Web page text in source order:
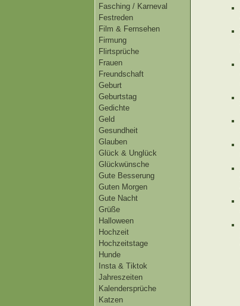
Fasching / Karneval
Festreden
Film & Fernsehen
Firmung
Flirtsprüche
Frauen
Freundschaft
Geburt
Geburtstag
Gedichte
Geld
Gesundheit
Glauben
Glück & Unglück
Glückwünsche
Gute Besserung
Guten Morgen
Gute Nacht
Grüße
Halloween
Hochzeit
Hochzeitstage
Hunde
Insta & Tiktok
Jahreszeiten
Kalendersprüche
Katzen